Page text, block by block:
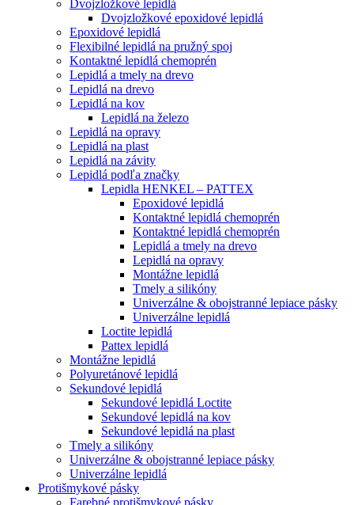
Dvojzložkové lepidlá
Dvojzložkové epoxidové lepidlá
Epoxidové lepidlá
Flexibilné lepidlá na pružný spoj
Kontaktné lepidlá chemoprén
Lepidlá a tmely na drevo
Lepidlá na drevo
Lepidlá na kov
Lepidlá na železo
Lepidlá na opravy
Lepidlá na plast
Lepidlá na závity
Lepidlá podľa značky
Lepidla HENKEL – PATTEX
Epoxidové lepidlá
Kontaktné lepidlá chemoprén
Kontaktné lepidlá chemoprén
Lepidlá a tmely na drevo
Lepidlá na opravy
Montážne lepidlá
Tmely a silikóny
Univerzálne & obojstranné lepiace pásky
Univerzálne lepidlá
Loctite lepidlá
Pattex lepidlá
Montážne lepidlá
Polyuretánové lepidlá
Sekundové lepidlá
Sekundové lepidlá Loctite
Sekundové lepidlá na kov
Sekundové lepidlá na plast
Tmely a silikóny
Univerzálne & obojstranné lepiace pásky
Univerzálne lepidlá
Protišmykové pásky